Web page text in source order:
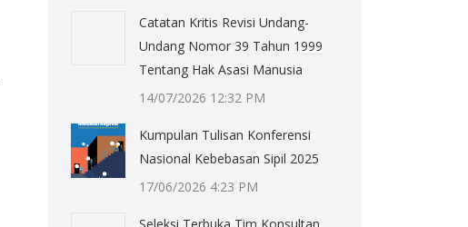
Catatan Kritis Revisi Undang-
Undang Nomor 39 Tahun 1999
Tentang Hak Asasi Manusia
14/07/2026 12:32 PM
Kumpulan Tulisan Konferensi
Nasional Kebebasan Sipil 2025
17/06/2026 4:23 PM